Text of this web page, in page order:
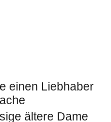
einen Liebhaber
ältere Dame